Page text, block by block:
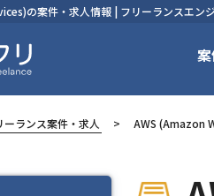
の案件・求人情報 | フリーランスエン
ーランス案件・求人 AWS (Amazon